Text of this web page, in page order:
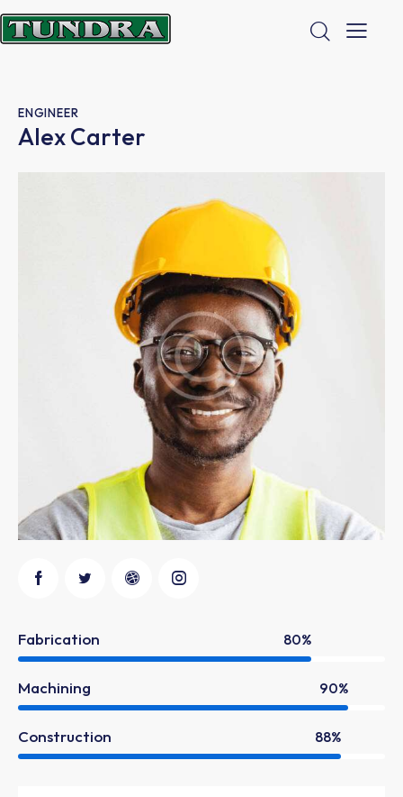
ENGINEER
Alex Carter
Fabrication 80%
Machining 90%
Construction 88%